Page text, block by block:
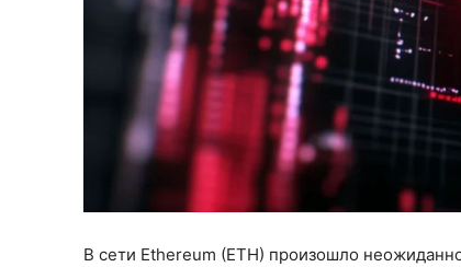
В сети Ethereum (ETH) произошло